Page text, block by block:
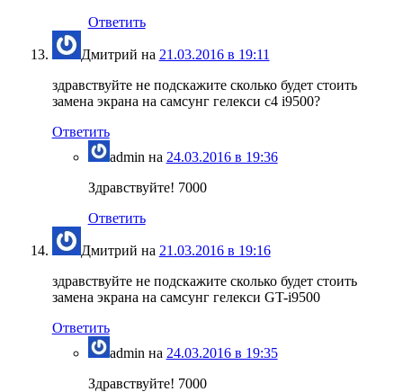
Ответить
Дмитрий на 21.03.2016 в 19:11
здравствуйте не подскажите сколько будет стоить
замена экрана на самсунг гелекси с4 i9500?
Ответить
admin на 24.03.2016 в 19:36
Здравствуйте! 7000
Ответить
Дмитрий на 21.03.2016 в 19:16
здравствуйте не подскажите сколько будет стоить
замена экрана на самсунг гелекси GT-i9500
Ответить
admin на 24.03.2016 в 19:35
Здравствуйте! 7000